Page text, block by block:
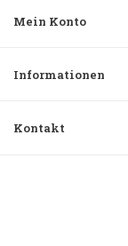
Mein Konto
Informationen
Kontakt